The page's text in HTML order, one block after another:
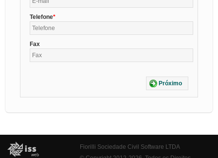
Telefone
Fax
Próximo
Fiorilli Sociedade Civil Software LTDA